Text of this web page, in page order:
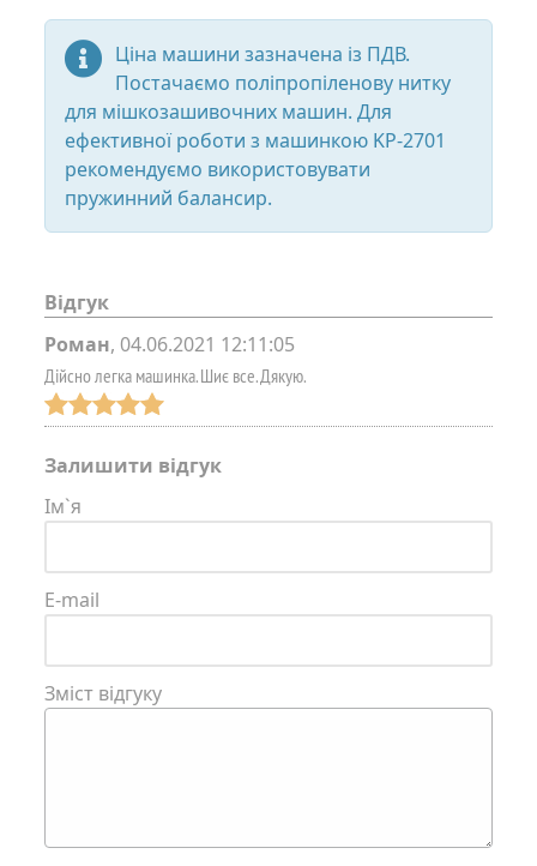
Ціна машини зазначена із ПДВ.
Постачаємо поліпропіленову нитку
для мішкозашивочних машин. Для
ефективної роботи з машинкою KP-2701
рекомендуємо використовувати
пружинний балансир.
Відгук
Роман, 04.06.2021 12:11:05
Дійсно легка машинка. Шиє все. Дякую.
Залишити відгук
Ім`я
E-mail
Зміст відгуку